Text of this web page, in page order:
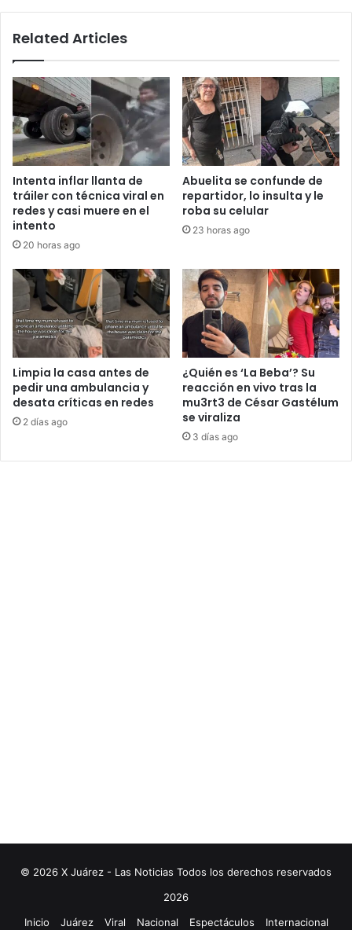
Related Articles
Intenta inflar llanta de
tráiler con técnica viral en
redes y casi muere en el
intento
20 horas ago
Abuelita se confunde de
repartidor, lo insulta y le
roba su celular
23 horas ago
Limpia la casa antes de
pedir una ambulancia y
desata críticas en redes
2 días ago
¿Quién es ‘La Beba’? Su
reacción en vivo tras la
mu3rt3 de César Gastélum
se viraliza
3 días ago
© 2026 X Juárez - Las Noticias Todos los derechos reservados
2026
Inicio
Juárez Viral Nacional Espectáculos Internacional